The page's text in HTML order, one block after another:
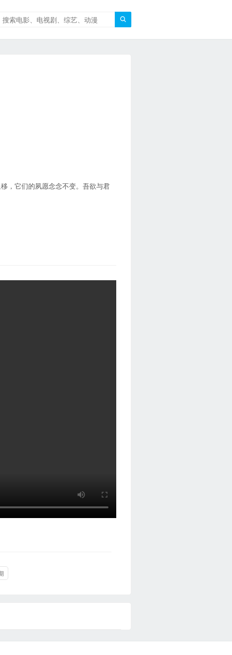

，它们的夙愿念念不变。吾欲与君